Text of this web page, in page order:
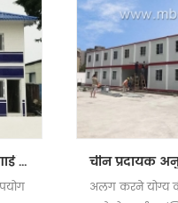
दो मंजिला प्रीफैब्रिकेटेड कंटेनर गार्ड हाउस
अलग करने योग्य